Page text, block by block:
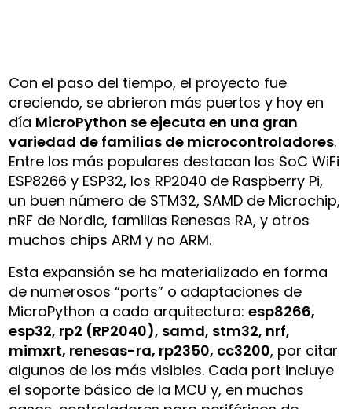
Con el paso del tiempo, el proyecto fue
creciendo, se abrieron más puertos y hoy en
día MicroPython se ejecuta en una gran
variedad de familias de microcontroladores.
Entre los más populares destacan los SoC WiFi
ESP8266 y ESP32, los RP2040 de Raspberry Pi,
un buen número de STM32, SAMD de Microchip,
nRF de Nordic, familias Renesas RA, y otros
muchos chips ARM y no ARM.
Esta expansión se ha materializado en forma
de numerosos “ports” o adaptaciones de
MicroPython a cada arquitectura:esp8266,
esp32, rp2 (RP2040), samd, stm32, nrf,
mimxrt, renesas-ra, rp2350, cc3200, por citar
algunos de los más visibles. Cada port incluye
el soporte básico de la MCU y, en muchos